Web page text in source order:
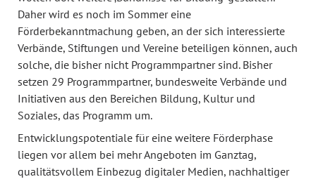
Daher wird es noch im Sommer eine
Förderbekanntmachung geben, an der sich interessierte
Verbände, Stiftungen und Vereine beteiligen können, auch
solche, die bisher nicht Programmpartner sind. Bisher
setzen 29 Programmpartner, bundesweite Verbände und
Initiativen aus den Bereichen Bildung, Kultur und
Soziales, das Programm um.
Entwicklungspotentiale für eine weitere Förderphase
liegen vor allem bei mehr Angeboten im Ganztag,
qualitätsvollem Einbezug digitaler Medien, nachhaltiger